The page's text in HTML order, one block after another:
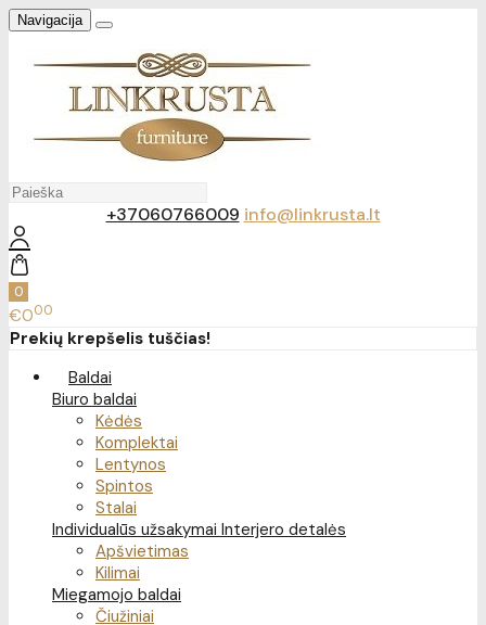
Navigacija
+37060766009 info@linkrusta.lt
0
€000
Prekių krepšelis tuščias!
Baldai
Biuro baldai
Kėdės
Komplektai
Lentynos
Spintos
Stalai
Individualūs užsakymai Interjero detalės
Apšvietimas
Kilimai
Miegamojo baldai
Čiužiniai